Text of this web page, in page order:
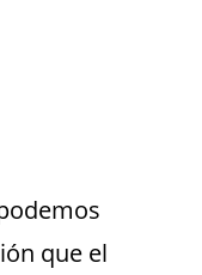
que el